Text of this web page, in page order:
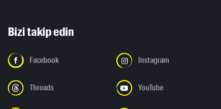
Bizi takip edin
Facebook Instagram
Threads YouTube